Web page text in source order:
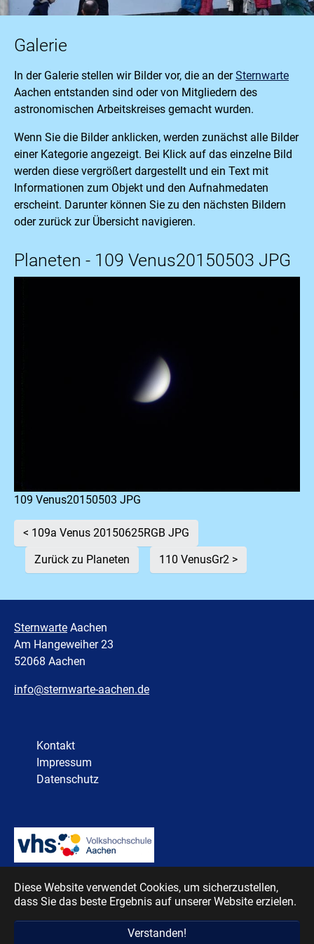
Diese Website verwendet Cookies, um sicherzustellen,
dass Sie das beste Ergebnis auf unserer Website erzielen.
Verstanden!
Galerie
In der Galerie stellen wir Bilder vor, die an derSternwarte
Aachen entstanden sind oder von Mitgliedern des
astronomischen Arbeitskreises gemacht wurden.
Wenn Sie die Bilder anklicken, werden zunächst alle Bilder
einer Kategorie angezeigt. Bei Klick auf das einzelne Bild
werden diese vergrößert dargestellt und ein Text mit
Informationen zum Objekt und den Aufnahmedaten
erscheint. Darunter können Sie zu den nächsten Bildern
oder zurück zur Übersicht navigieren.
Planeten - 109 Venus20150503 JPG
109 Venus20150503 JPG
< 109a Venus 20150625RGB JPG
Zurück zu Planeten
110 VenusGr2 >
Sternwarte Aachen
Am Hangeweiher 23
52068 Aachen
info@sternwarte-aachen.de
Kontakt
Impressum
Datenschutz